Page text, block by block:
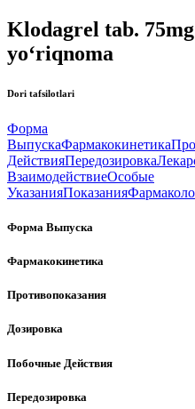
Klodagrel tab.
yo‘riqnoma
Dori tafsilotlari
Форма
ВыпускаФармакокинетика
ДействияПередозировка
ВзаимодействиеОсобые
УказанияПоказания
Форма Выпуска
Фармакокинетика
Противопоказания
Дозировка
Побочные Действия
Передозировка